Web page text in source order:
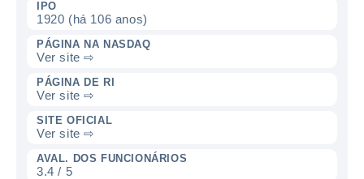
IPO
1920 (há 106 anos)
PÁGINA NA NASDAQ
Ver site ⇨
PÁGINA DE RI
Ver site ⇨
SITE OFICIAL
Ver site ⇨
AVAL. DOS FUNCIONÁRIOS
3.4 / 5